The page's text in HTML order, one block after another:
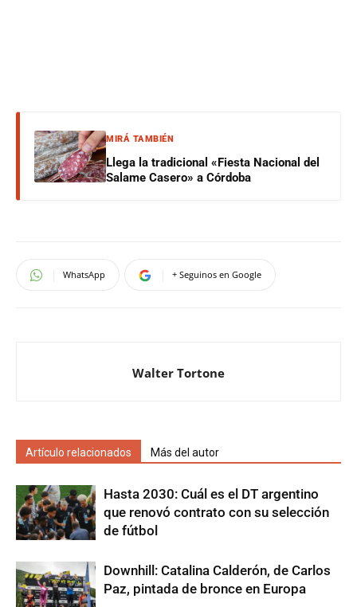
MIRÁ TAMBIÉN
Llega la tradicional «Fiesta Nacional del
Salame Casero» a Córdoba
WhatsApp + Seguinos en Google
Walter Tortone
Artículo relacionados Más del autor
Hasta 2030: Cuál es el DT argentino
que renovó contrato con su selección
de fútbol
Downhill: Catalina Calderón, de Carlos
Paz, pintada de bronce en Europa